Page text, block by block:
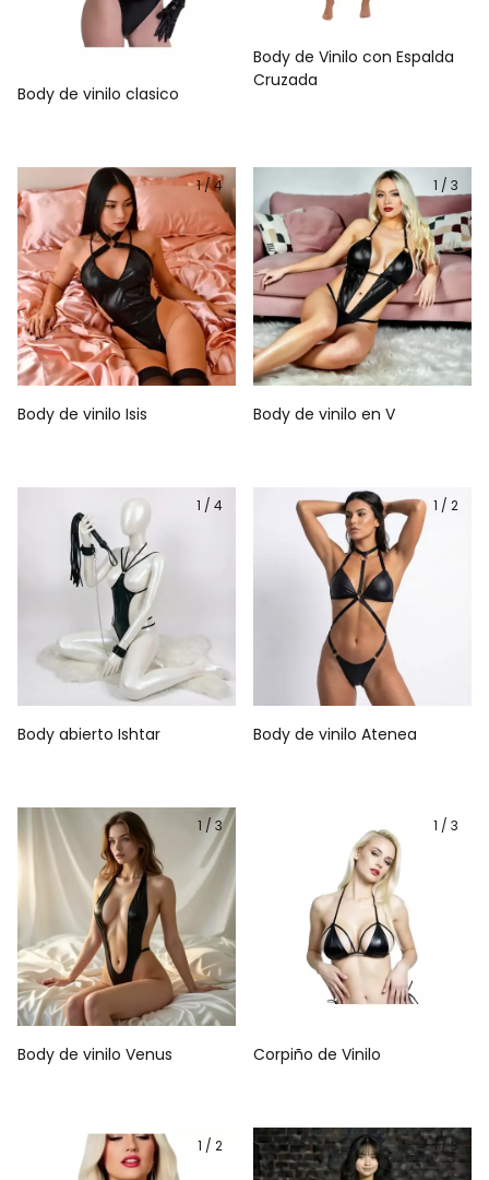
Body de vinilo clasico
Body de Vinilo con Espalda
Cruzada
1/4
Body de vinilo Isis
1 / 3
Body de vinilo en V
1 / 4
Body abierto Ishtar
1 / 2
Body de vinilo Atenea
1 /3
Body de vinilo Venus
1 / 3
Corpiño de Vinilo
1 / 2 1/3